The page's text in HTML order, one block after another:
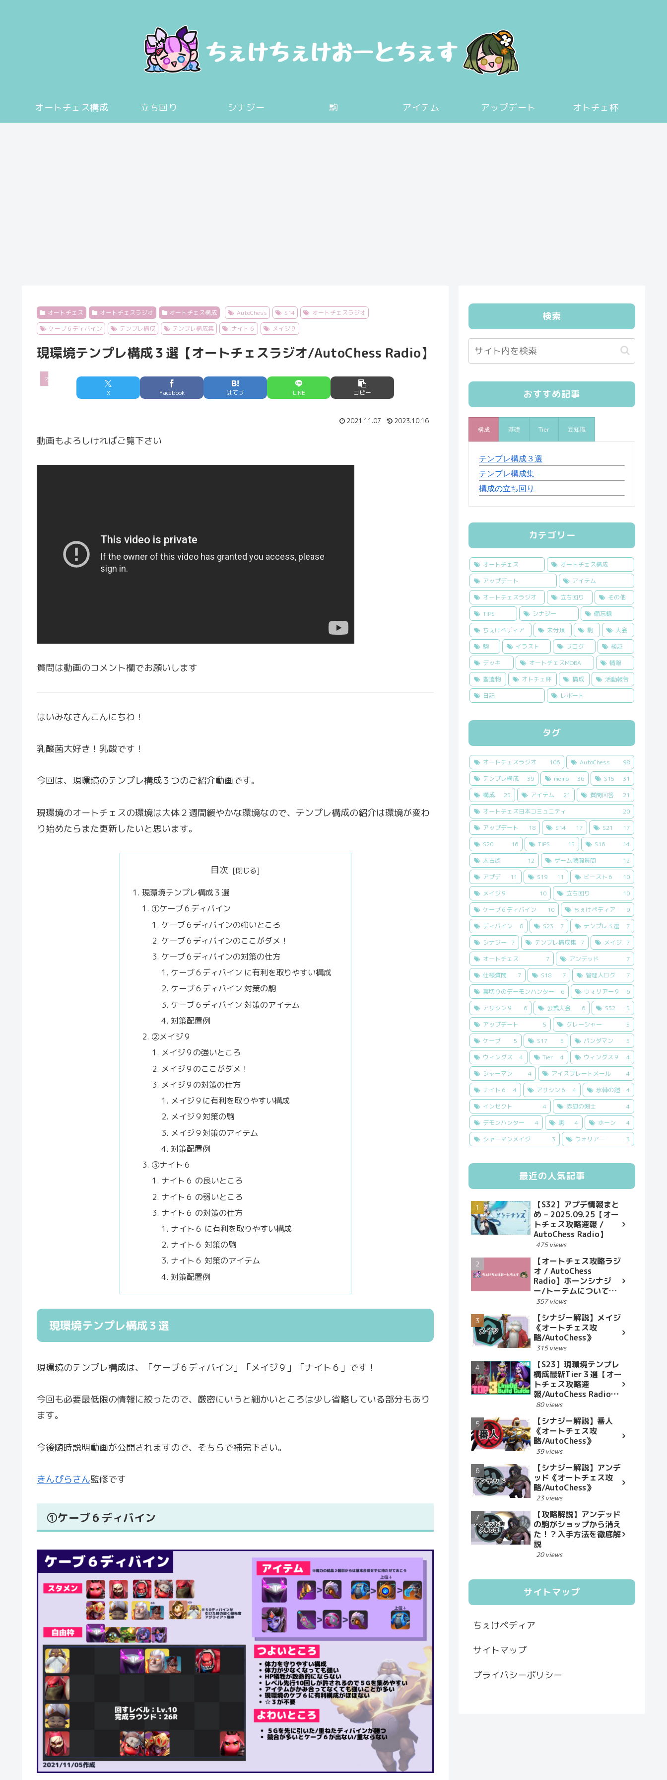
オートチェス構成 立ち回り シナジー 駒 アイテム アップデート オトチェ杯
オートチェス オートチェスラジオ オートチェス構成 AutoChess S14
オートチェスラジオ
ケーブ６ディバイン
テンプレ構成 テンプレ構成集 ナイト６ メイジ９
現環境テンプレ構成３選【オートチェスラジオ/AutoChess Radio】
オートチェス
X Facebook はてブ LINE コピー
2021.11.07 2023.10.16
動画もよろしければご覧下さい
質問は動画のコメント欄でお願いします
はいみなさんこんにちわ！
乳酸菌大好き！乳酸です！
今回は、現環境のテンプレ構成３つのご紹介動画です。
現環境のオートチェスの環境は大体２週間緩やかな環境なので、テンプレ構成の紹介は環境が変わ
り始めたらまた更新したいと思います。
目次
現環境テンプレ構成３選
①ケーブ６ディバイン
ケーブ６ディバインの強いところ
ケーブ６ディバインのここがダメ！
ケーブ６ディバインの対策の仕方
ケーブ６ディバイン に有利を取りやすい構成
ケーブ６ディバイン 対策の駒
ケーブ６ディバイン 対策のアイテム
対策配置例
②メイジ９
メイジ９の強いところ
メイジ９のここがダメ！
メイジ９の対策の仕方
メイジ９に有利を取りやすい構成
メイジ９対策の駒
メイジ９対策のアイテム
対策配置例
③ナイト６
ナイト６ の良いところ
ナイト６ の弱いところ
ナイト６ の対策の仕方
ナイト６ に有利を取りやすい構成
ナイト６ 対策の駒
ナイト６ 対策のアイテム
対策配置例
現環境テンプレ構成３選
現環境のテンプレ構成は、「ケーブ６ディバイン」「メイジ９」「ナイト６」です！
今回も必要最低限の情報に絞ったので、厳密にいうと細かいところは少し省略している部分もあり
ます。
今後随時説明動画が公開されますので、そちらで補完下さい。
きんぴらさん監修です
①ケーブ６ディバイン
検索
おすすめ記事
構成 基礎 Tier 豆知識
テンプレ構成３選
テンプレ構成集
構成の立ち回り
カテゴリー
オートチェス
オートチェス構成
アップデート
アイテム
オートチェスラジオ
立ち回り
その他
TIPS
シナジー
備忘録
ちぇけペディア
未分類 駒
大会
駒
イラスト ブログ
検証
デッキ
オートチェスMOBA
情報
聖遺物
オトチェ杯 構成
活動報告
日記
レポート
タグ
オートチェスラジオ 106 AutoChess
98
テンプレ構成
39 memo 36 S15
31
構成
25 アイテム 21 質問回答
21
オートチェス日本コミュニティ
20
アップデート
18 S14 17 S21
17
S20
16 TIPS 15 S16
14
太古族
12 ゲーム戦闘質問
12
アプデ
11 S19 11 ビースト６
10
メイジ９
10 立ち回り
10
ケーブ６ディバイン
10 ちぇけペディア
9
ディバイン
8 S23 7 テンプレ３選
7
シナジー
7 テンプレ構成集 7 メイジ
7
オートチェス
7 アンデッド
7
仕様質問
7 S18 7 管理人ログ
7
裏切りのデーモンハンター
6 ウォリアー９
6
アサシン９
6 公式大会 6 S32
5
アップデート
5 グレーシャー
5
ケーブ
5 S17 5 パンダマン
5
ウィングス
4 Tier 4 ウィングス９
4
シャーマン
4 アイスプレートメール
4
ナイト６
4 アサシン６ 4 氷棘の鎧
4
インセクト
4 赤狐の剣士
4
デモンハンター
4 駒 4 ホーン
4
シャーマンメイジ
3 ウォリアー 3
最近の人気記事
【S32】アプデ情報まと
め – 2025.09.25【オー
トチェス攻略速報 /
AutoChess Radio】
475 views
【オートチェス攻略ラジ
オ / AutoChess
Radio】ホーンシナジ
ー/トーテムについて
検証結果報告
357 views
【シナジー解説】メイジ
《オートチェス攻
略/AutoChess》
315 views
【S23】現環境テンプレ
構成最新Tier３選【オー
トチェス攻略速
報/AutoChess Radio】
2023.10.15
80 views
【シナジー解説】番人
《オートチェス攻
略/AutoChess》
39 views
【シナジー解説】アンデ
ッド《オートチェス攻
略/AutoChess》
23 views
【攻略解説】アンデッド
の駒がショップから消え
た！？入手方法を徹底解
説
20 views
サイトマップ
ちぇけペディア
サイトマップ
プライバシーポリシー